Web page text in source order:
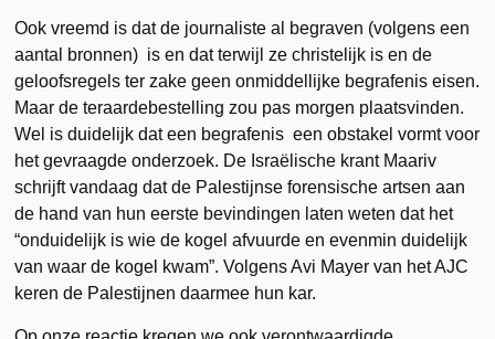
Ook vreemd is dat de journaliste al begraven (volgens een
aantal bronnen) is en dat terwijl ze christelijk is en de
geloofsregels ter zake geen onmiddellijke begrafenis eisen.
Maar de teraardebestelling zou pas morgen plaatsvinden.
Wel is duidelijk dat een begrafenis een obstakel vormt voor
het gevraagde onderzoek. De Israëlische krant Maariv
schrijft vandaag dat de Palestijnse forensische artsen aan
de hand van hun eerste bevindingen laten weten dat het
“onduidelijk is wie de kogel afvuurde en evenmin duidelijk
van waar de kogel kwam”. Volgens Avi Mayer van het AJC
keren de Palestijnen daarmee hun kar.